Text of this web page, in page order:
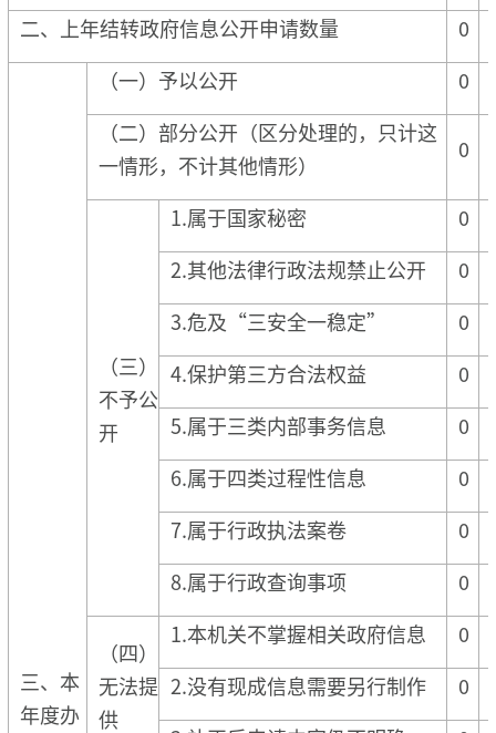
二、上年结转政府信息公开申请数量
0
三、本
年度办
（一）予以公开 0
（二）部分公开（区分处理的，只计这
一情形，不计其他情形）
0
（三）
不予公
开
1.属于国家秘密 0
2.其他法律行政法规禁止公开
0
3.危及“三安全一稳定”
0
4.保护第三方合法权益
0
5.属于三类内部事务信息
0
6.属于四类过程性信息
0
7.属于行政执法案卷
0
8.属于行政查询事项
0
（四）
无法提
供
1.本机关不掌握相关政府信息 0
2.没有现成信息需要另行制作
0